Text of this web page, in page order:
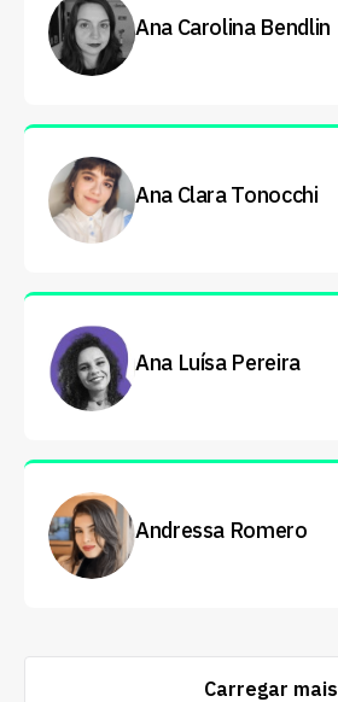
Ana Carolina Bendlin
Ana Clara Tonocchi
Ana Luísa Pereira
Andressa Romero
Carregar mais